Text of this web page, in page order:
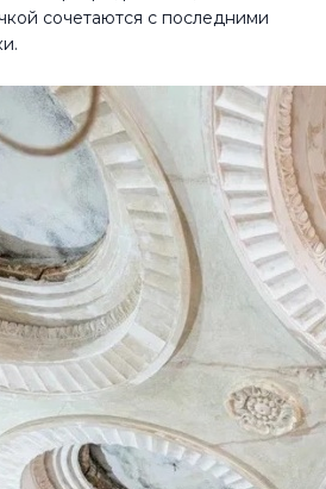
сочетаются с последними